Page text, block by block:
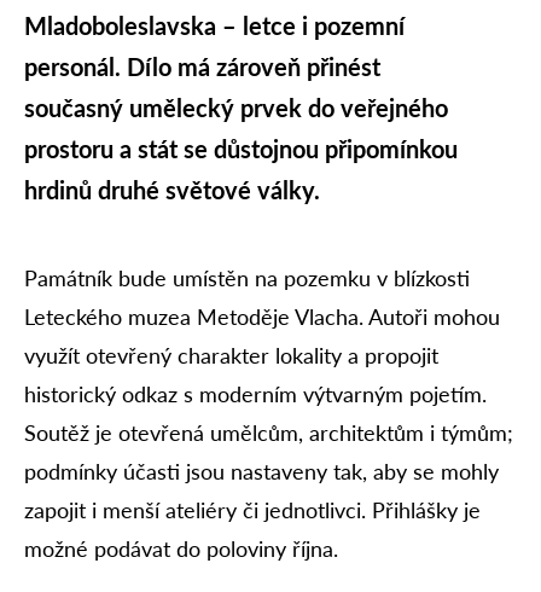
Mladoboleslavska – letce i pozemní
personál. Dílo má zároveň přinést
současný umělecký prvek do veřejného
prostoru a stát se důstojnou připomínkou
hrdinů druhé světové války.
Památník bude umístěn na pozemku v blízkosti
Leteckého muzea Metoděje Vlacha. Autoři mohou
využít otevřený charakter lokality a propojit
historický odkaz s moderním výtvarným pojetím.
Soutěž je otevřená umělcům, architektům i týmům;
podmínky účasti jsou nastaveny tak, aby se mohly
zapojit i menší ateliéry či jednotlivci. Přihlášky je
možné podávat do poloviny října.